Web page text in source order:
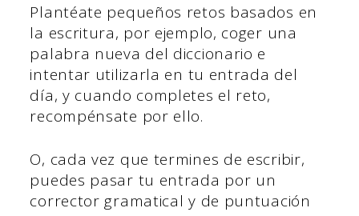
Plantéate pequeños retos basados en
la escritura, por ejemplo, coger una
palabra nueva del diccionario e
intentar utilizarla en tu entrada del
día, y cuando completes el reto,
recompénsate por ello.
O, cada vez que termines de escribir,
puedes pasar tu entrada por un
corrector gramatical y de puntuación